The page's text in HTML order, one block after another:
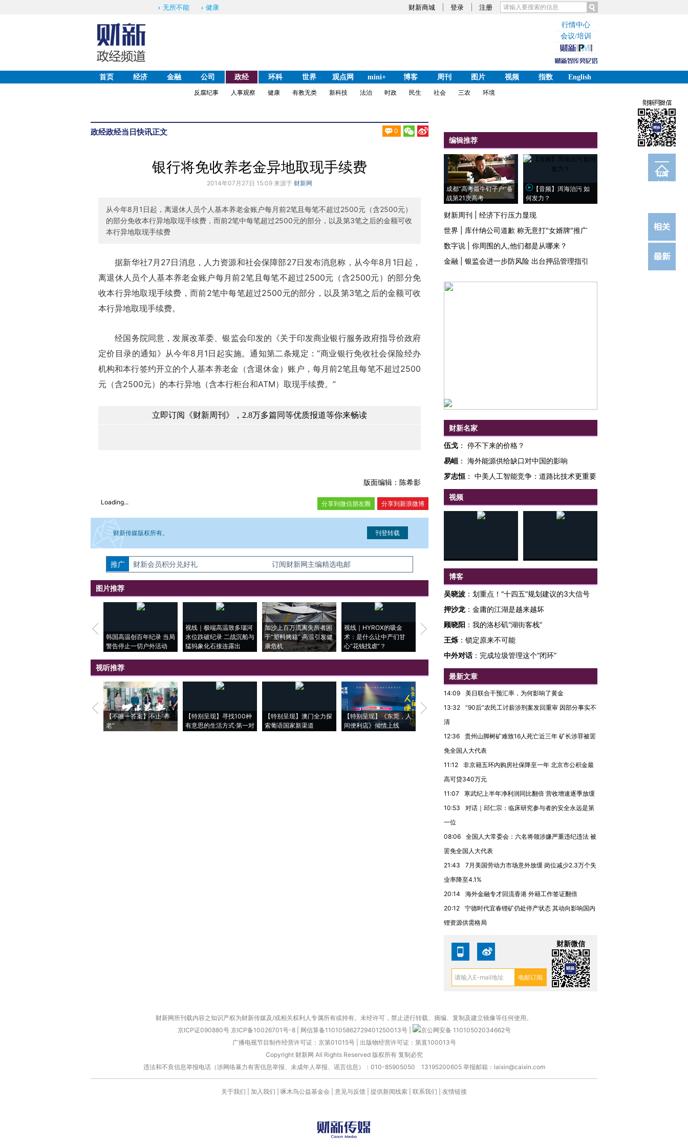
财新商城 登录 注册
无所不能 健康
行情中心
会议/培训
首页 经济 金融 公司 政经 环科 世界 观点网 mini+ 博客 周刊 图片 视频 指数
English
反腐纪事
人事观察 健康 有教无类 新科技 法治 时政 民生 社会 三农 环境
政经政经当日快讯正文 0
订阅
电邮
银行将免收养老金异地取现手续费
2014年07月27日 15:09 来源于 财新网
从今年8月1日起，离退休人员个人基本养老金账户每月前2笔且每笔不超过2500元（含2500元）
的部分免收本行异地取现手续费，而前2笔中每笔超过2500元的部分，以及第3笔之后的金额可收
本行异地取现手续费
据新华社7月27日消息，人力资源和社会保障部27日发布消息称，从今年8月1日起，
离退休人员个人基本养老金账户每月前2笔且每笔不超过2500元（含2500元）的部分免
收本行异地取现手续费，而前2笔中每笔超过2500元的部分，以及第3笔之后的金额可收
本行异地取现手续费。
经国务院同意，发展改革委、银监会印发的《关于印发商业银行服务政府指导价政府
定价目录的通知》从今年8月1日起实施。通知第二条规定：“商业银行免收社会保险经办
机构和本行签约开立的个人基本养老金（含退休金）账户，每月前2笔且每笔不超过2500
元（含2500元）的本行异地（含本行柜台和ATM）取现手续费。”
立即订阅《财新周刊》，2.8万多篇同等优质报道等你来畅读
版面编辑：陈希影
Loading... 分享到新浪微博
分享到微信朋友圈
财新传媒版权所有。
如需刊登转载请点击右侧按钮，提交相关信息。经确认即可刊登转载。
推广 财新会员积分兑好礼 订阅财新网主编精选电邮
图片推荐
韩国高温创百年纪录 当局
警告停止一切户外活动
视线｜极端高温致多瑙河
水位跌破纪录 二战沉船与
猛犸象化石接连露出
加沙上百万流离失所者困
于“塑料烤箱” 高温引发健
康危机
视线｜HYROX的吸金
术：是什么让中产们甘
心“花钱找虐”？
马航飞行员跨国走私7万
粒摇头丸 尿检体内含3种
视线｜被称为“蟑螂”的印
度Z世代 用街头抗争将教
育部长拱下台
视听推荐
【不唯一答案】不止“养
老”
【特别呈现】寻找100种
有意思的生活方式·第一对
【特别呈现】澳门全力探
索葡语国家新渠道
【特别呈现】《东莞，人
间便利店》倾情上线
【推广】走进第四届链博
【商旅对话】华住集团
编辑推荐
成都“高考最牛钉子户”备
战第21次高考
【音频】洱海治污 如
何发力？
财新周刊
经济下行压力显现
世界
库什纳公司道歉 称无意打"女婿牌"推广
数字说
你周围的人,他们都是从哪来？
金融
银监会进一步防风险 出台押品管理指引
财新名家
伍戈 ： 停不下来的价格？
易峘 ： 海外能源供给缺口对中国的影响
罗志恒 ： 中美人工智能竞争：道路比技术更重要
视频
博客
吴晓波 ： 划重点！“十四五”规划建议的3大信号
押沙龙 ： 金庸的江湖是越来越坏
顾晓阳 ： 我的洛杉矶“湖街客栈”
王烁 ： 锁定原来不可能
中外对话： 完成垃圾管理这个“闭环”
最新文章
14:09
美日联合干预汇率，为何影响了黄金
13:32
“90后”农民工讨薪涉刑案发回重审 因部分事实不
清
12:36
贵州山脚树矿难致16人死亡近三年 矿长涉罪被罢
免全国人大代表
11:12
非京籍五环内购房社保降至一年 北京市公积金最
高可贷340万元
11:07
寒武纪上半年净利润同比翻倍 营收增速逐季放缓
10:53
对话｜邱仁宗：临床研究参与者的安全永远是第
一位
08:06
全国人大常委会：六名将领涉嫌严重违纪违法 被
罢免全国人大代表
21:43
7月美国劳动力市场意外放缓 岗位减少2.3万个失
业率降至4.1%
20:14
海外金融专才回流香港 外籍工作签证翻倍
20:12
宁德时代宜春锂矿仍处停产状态 其动向影响国内
锂资源供需格局
财新微信
财新网所刊载内容之知识产权为财新传媒及/或相关权利人专属所有或持有。未经许可，禁止进行转载、摘编、复制及建立镜像等任何使用。
京ICP证090880号 京ICP备10026701号-8 网信算备110105862729401250013号
京公网安备 11010502034662号
广播电视节目制作经营许可证：京第01015号| 出版物经营许可证：第直100013号
Copyright 财新网 All Rights Reserved 版权所有 复制必究
违法和不良信息举报电话（涉网络暴力有害信息举报、未成年人举报、谣言信息）：010-85905050 13195200605 举报邮箱：laixin@caixin.com
关于我们 加入我们 啄木鸟公益基金会 意见与反馈 提供新闻线索 联系我们 友情链接